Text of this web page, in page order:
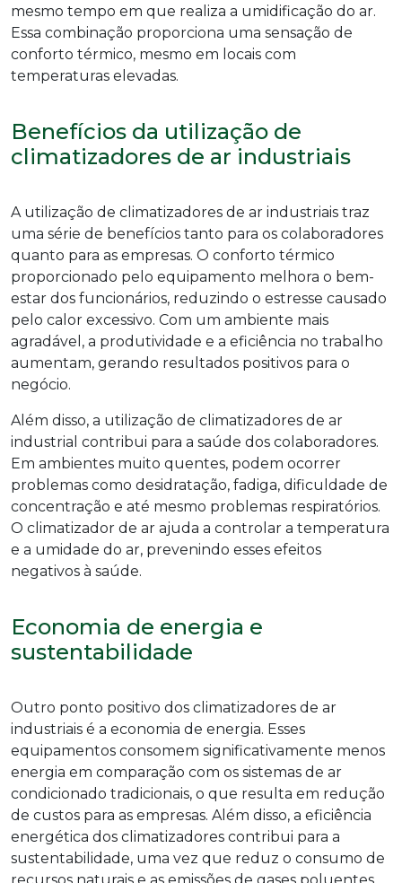
mesmo tempo em que realiza a umidificação do ar.
Essa combinação proporciona uma sensação de
conforto térmico, mesmo em locais com
temperaturas elevadas.
Benefícios da utilização de
climatizadores de ar industriais
A utilização de climatizadores de ar industriais traz
uma série de benefícios tanto para os colaboradores
quanto para as empresas. O conforto térmico
proporcionado pelo equipamento melhora o bem-
estar dos funcionários, reduzindo o estresse causado
pelo calor excessivo. Com um ambiente mais
agradável, a produtividade e a eficiência no trabalho
aumentam, gerando resultados positivos para o
negócio.
Além disso, a utilização de climatizadores de ar
industrial contribui para a saúde dos colaboradores.
Em ambientes muito quentes, podem ocorrer
problemas como desidratação, fadiga, dificuldade de
concentração e até mesmo problemas respiratórios.
O climatizador de ar ajuda a controlar a temperatura
e a umidade do ar, prevenindo esses efeitos
negativos à saúde.
Economia de energia e
sustentabilidade
Outro ponto positivo dos climatizadores de ar
industriais é a economia de energia. Esses
equipamentos consomem significativamente menos
energia em comparação com os sistemas de ar
condicionado tradicionais, o que resulta em redução
de custos para as empresas. Além disso, a eficiência
energética dos climatizadores contribui para a
sustentabilidade, uma vez que reduz o consumo de